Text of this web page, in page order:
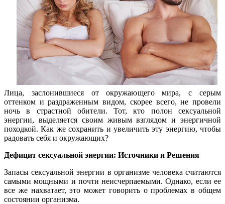
Лица, заслонившиеся от окружающего мира, с серым
оттенком и раздраженным видом, скорее всего, не провели
ночь в страстной обители. Тот, кто полон сексуальной
энергии, выделяется своим живым взглядом и энергичной
походкой. Как же сохранить и увеличить эту энергию, чтобы
радовать себя и окружающих?
Дефицит сексуальной энергии: Источники и Решения
Запасы сексуальной энергии в организме человека считаются
самыми мощными и почти неисчерпаемыми. Однако, если ее
все же нахватает, это может говорить о проблемах в общем
состоянии организма.